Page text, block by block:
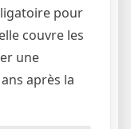
pour
couvre les
une
après la